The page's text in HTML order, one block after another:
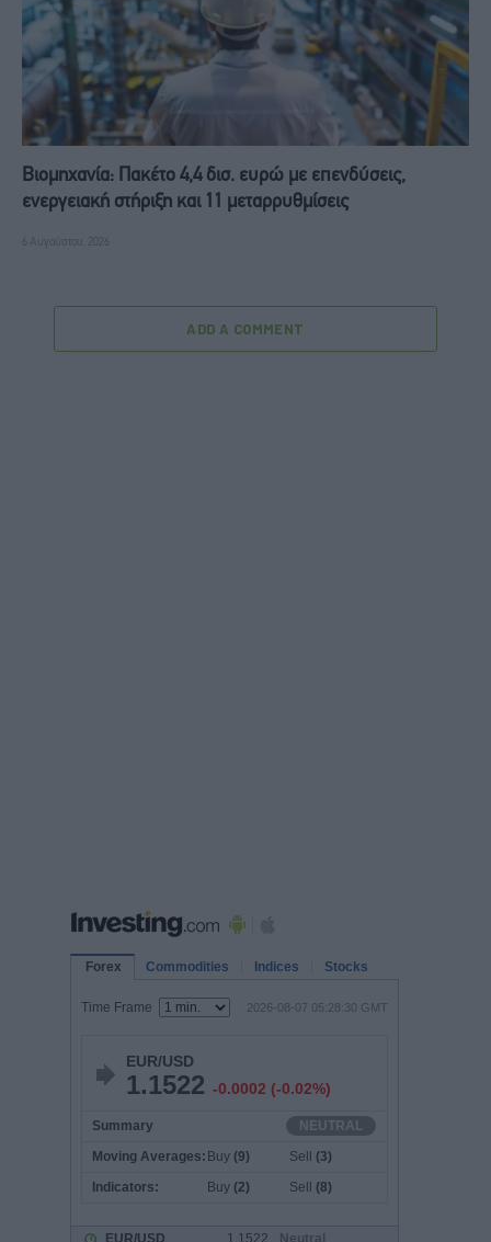
Βιομηχανία: Πακέτο 4,4 δισ. ευρώ με επενδύσεις,
ενεργειακή στήριξη και 11 μεταρρυθμίσεις
6 Αυγούστου, 2026
ADD A COMMENT